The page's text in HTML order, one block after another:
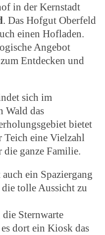
in der Kernstadt
. Das Hofgut Oberfeld
einen Hofladen.
Angebot
Entdecken und
sich im
Wald das
bietet
Teich eine Vielzahl
ganze Familie.
ein Spaziergang
tolle Aussicht zu
Sternwarte
dort ein Kiosk das